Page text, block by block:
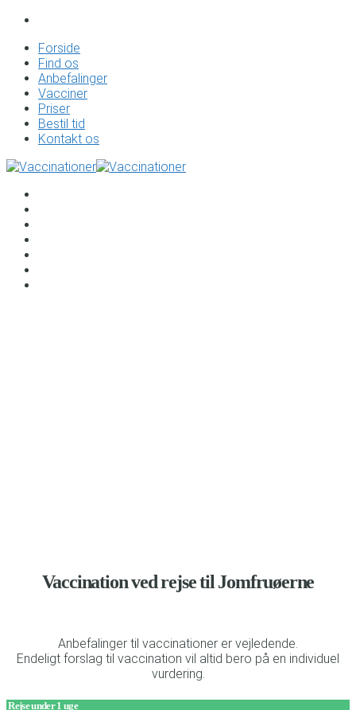
Forside
Find os
Anbefalinger
Vacciner
Priser
Bestil tid
Kontakt os
Vaccination ved rejse til Jomfruøerne
Anbefalinger til vaccinationer er vejledende.
Endeligt forslag til vaccination vil altid bero på en individuel
vurdering.
Rejse under 1 uge